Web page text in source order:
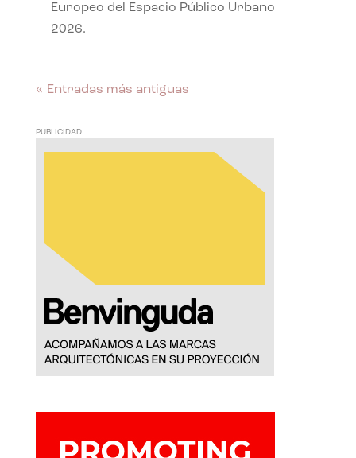
Europeo del Espacio Público Urbano
2026.
« Entradas más antiguas
PUBLICIDAD